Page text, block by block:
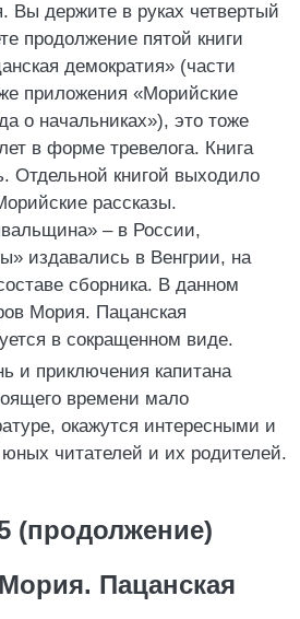
Вы держите в руках четвертый
продолжение пятой книги
демократия» (части
приложения «Морийские
о начальниках»), это тоже
в форме тревелога. Книга
Отдельной книгой выходило
рассказы.
– в России,
издавались в Венгрии, на
сборника. В данном
Мория. Пацанская
в сокращенном виде.
и приключения капитана
времени мало
окажутся интересными и
читателей и их родителей.
(продолжение)
Пацанская